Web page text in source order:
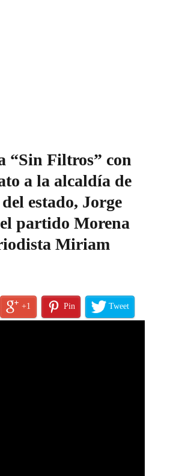
“Sin Filtros” con
a la alcaldía de
estado, Jorge
partido Morena
Miriam
+1 Pin Tweet